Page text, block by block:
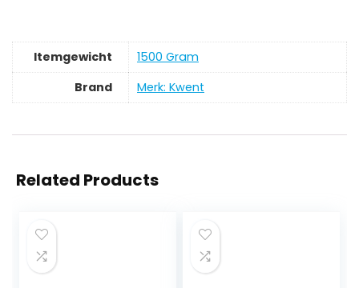
Itemgewicht
‎1500 Gram
Brand
Merk: Kwent
Related Products